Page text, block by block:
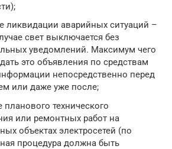
ликвидации аварийных ситуаций –
свет выключается без
уведомлений. Максимум чего
это объявления по средствам
непосредственно перед
или даже уже после;
планового технического
или ремонтных работ на
объектах электросетей (по
процедура должна быть